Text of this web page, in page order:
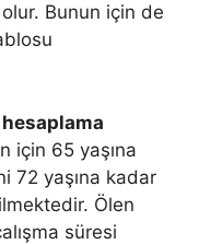
Bunun için de
için 65 yaşına
72 yaşına kadar
Ölen
süresi